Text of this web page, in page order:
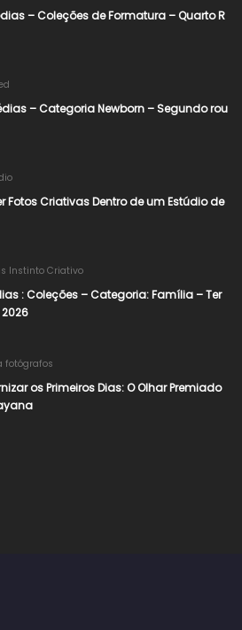
– Coleções de Formatura – Quarto R
– Categoria Newborn – Segundo rou
Fotos Criativas Dentro de um Estúdio de
Instinto Criativo
: Coleções – Categoria: Família – Ter
fotógrafos
os Primeiros Dias: O Olhar Premiado